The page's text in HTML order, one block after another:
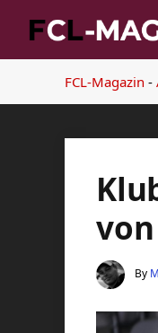
FCL-Magazin -
By